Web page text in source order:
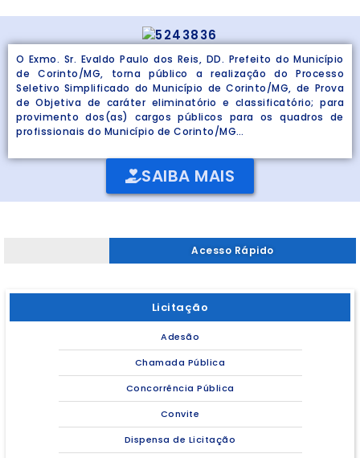
O Exmo. Sr. Evaldo Paulo dos Reis, DD. Prefeito do Município
de Corinto/MG, torna público a realização do Processo
Seletivo Simplificado do Município de Corinto/MG, de Prova
de Objetiva de caráter eliminatório e classificatório; para
provimento dos(as) cargos públicos para os quadros de
profissionais do Município de Corinto/MG…
SAIBA MAIS
Acesso Rápido
Licitação
Adesão
Chamada Pública
Concorrência Pública
Convite
Dispensa de Licitação